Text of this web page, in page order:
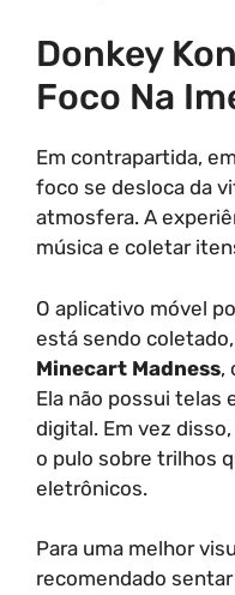
Donkey
Foco Na
Em contrapartida, em
foco se desloca da
atmosfera. A
música e coletar
O aplicativo móvel
está sendo
Minecart Madness,
Ela não possui telas
digital. Em vez
o pulo sobre trilhos
eletrônicos.
Para uma melhor
recomendado